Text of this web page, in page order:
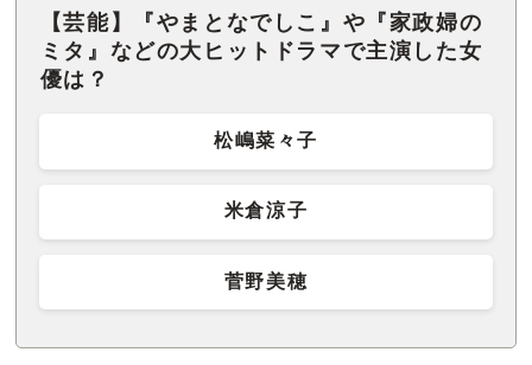
【芸能】『やまとなでしこ』や『家政婦の
ミタ』などの大ヒットドラマで主演した女
優は？
松嶋菜々子
米倉涼子
菅野美穂